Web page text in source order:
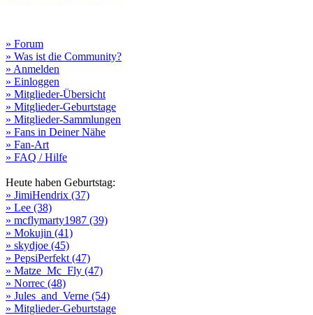
» Forum
» Was ist die Community?
» Anmelden
» Einloggen
» Mitglieder-Übersicht
» Mitglieder-Geburtstage
» Mitglieder-Sammlungen
» Fans in Deiner Nähe
» Fan-Art
» FAQ / Hilfe
Heute haben Geburtstag:
» JimiHendrix (37)
» Lee (38)
» mcflymarty1987 (39)
» Mokujin (41)
» skydjoe (45)
» PepsiPerfekt (47)
» Matze_Mc_Fly (47)
» Norrec (48)
» Jules_and_Verne (54)
» Mitglieder-Geburtstage